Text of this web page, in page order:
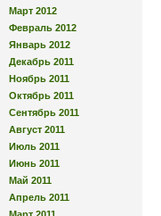
Март 2012
Февраль 2012
Январь 2012
Декабрь 2011
Ноябрь 2011
Октябрь 2011
Сентябрь 2011
Август 2011
Июль 2011
Июнь 2011
Май 2011
Апрель 2011
Март 2011